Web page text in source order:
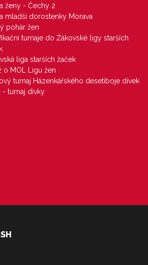
ženy - Čechy 2
mladší dorostenky Morava
pohár žen
turnaje do Žákovské ligy starších
liga starších žaček
o MOL Ligu žen
turnaj Házenkářského desetiboje dívek
- turnaj dívky